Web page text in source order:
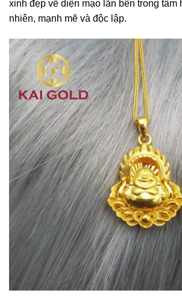
xinh đẹp về diện mạo lẫn bên trong tâm
nhiên, mạnh mẽ và độc lập.